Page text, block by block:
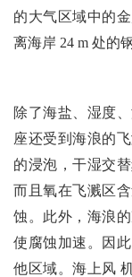
的大气区域中的
离海岸 24 m 处的
除了海盐、湿度
座还受到海浪的
的浸泡，干湿交
而且氧在飞溅区
蚀。此外，海浪
使腐蚀加速。因
他区域。海上风